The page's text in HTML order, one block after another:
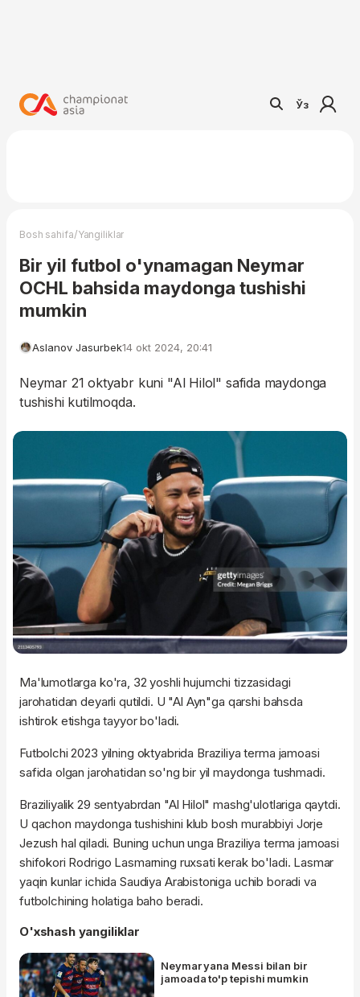
Ўз
Bosh sahifa/Yangiliklar
Bir yil futbol o'ynamagan Neymar
OCHL bahsida maydonga tushishi
mumkin
Aslanov Jasurbek14 okt 2024, 20:41
Neymar 21 oktyabr kuni "Al Hilol" safida maydonga
tushishi kutilmoqda.
Ma'lumotlarga ko'ra, 32 yoshli hujumchi tizzasidagi
jarohatidan deyarli qutildi. U "Al Ayn"ga qarshi bahsda
ishtirok etishga tayyor bo'ladi.
Futbolchi 2023 yilning oktyabrida Braziliya terma jamoasi
safida olgan jarohatidan so'ng bir yil maydonga tushmadi.
Braziliyalik 29 sentyabrdan "Al Hilol" mashg'ulotlariga qaytdi.
U qachon maydonga tushishini klub bosh murabbiyi Jorje
Jezush hal qiladi. Buning uchun unga Braziliya terma jamoasi
shifokori Rodrigo Lasmarning ruxsati kerak bo'ladi. Lasmar
yaqin kunlar ichida Saudiya Arabistoniga uchib boradi va
futbolchining holatiga baho beradi.
O'xshash yangiliklar
Neymar yana Messi bilan bir
jamoada to'p tepishi mumkin